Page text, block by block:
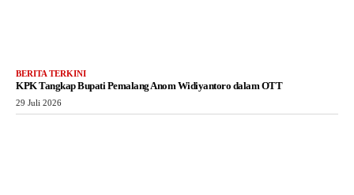
BERITA TERKINI
KPK Tangkap Bupati Pemalang Anom Widiyantoro dalam OTT
29 Juli 2026